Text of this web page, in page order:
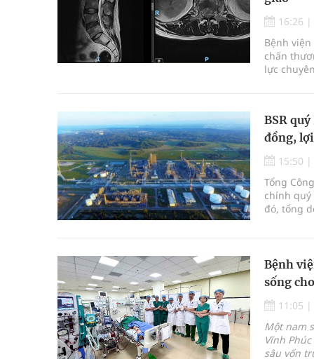
16:26 |
Bệnh
chấn
lực
BSR
đồng,
15:50 |
Tổng
chính
đó, tổng
Bệnh
sống
11:05 |
Một nam
Vĩnh
sâu vốn